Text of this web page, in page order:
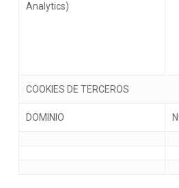
Analytics)
COOKIES DE TERCEROS
DOMINIO